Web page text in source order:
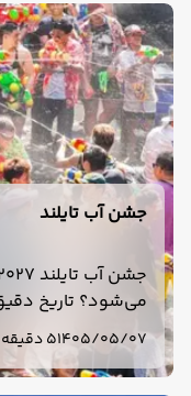
جشن آب تایلند
می‌شود؟ تاریخ
بخوانید.
1405/05/075 دقیقه